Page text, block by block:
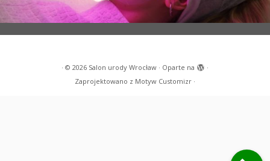
· © 2026 Salon urody Wrocław · Oparte na
·
Zaprojektowano z Motyw Customizr ·